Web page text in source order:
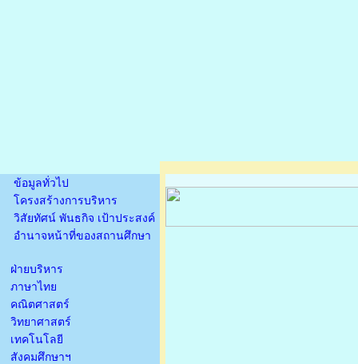
ข้อมูลทั่วไป
โครงสร้างการบริหาร
วิสัยทัศน์ พันธกิจ เป้าประสงค์
อำนาจหน้าที่ของสถานศึกษา
ฝ่ายบริหาร
ภาษาไทย
คณิตศาสตร์
วิทยาศาสตร์
เทคโนโลยี
สังคมศึกษาฯ